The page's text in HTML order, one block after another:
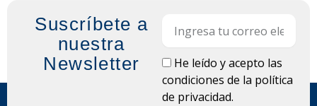
Suscríbete a
nuestra
Newsletter
LOPDHe leído y acepto las
condiciones de la política
de privacidad.